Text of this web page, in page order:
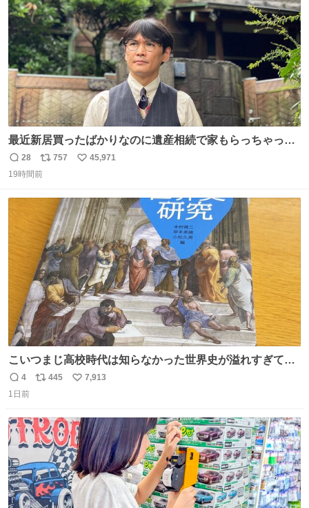
数
最近新居買ったばかりなのに遺産相続で家もらっちゃった
長男
返
信
28
リ
ポ
数
757
い
数
45,971
19時間前
こいつまじ高校時代は知らなかった世界史が溢れすぎてて
𝑩𝑰𝑮 𝑳𝑶𝑽𝑬＿＿
返
信
4
リ
ト
数
445
い
数
7,913
1日前